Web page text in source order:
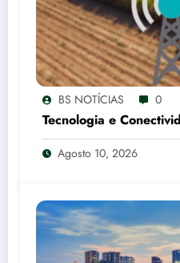
BS NOTÍCIAS 0
Tecnologia e
Agosto 10, 2026